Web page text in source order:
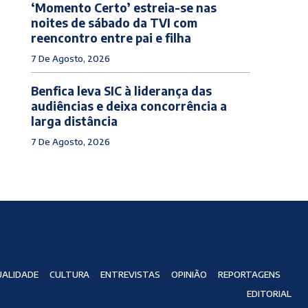
‘Momento Certo’ estreia-se nas
noites de sábado da TVI com
reencontro entre pai e filha
7 De Agosto, 2026
Benfica leva SIC à liderança das
audiências e deixa concorrência a
larga distância
7 De Agosto, 2026
CULTURA ENTREVISTAS OPINIÃO
REPORTAGENS
EDITORIAL